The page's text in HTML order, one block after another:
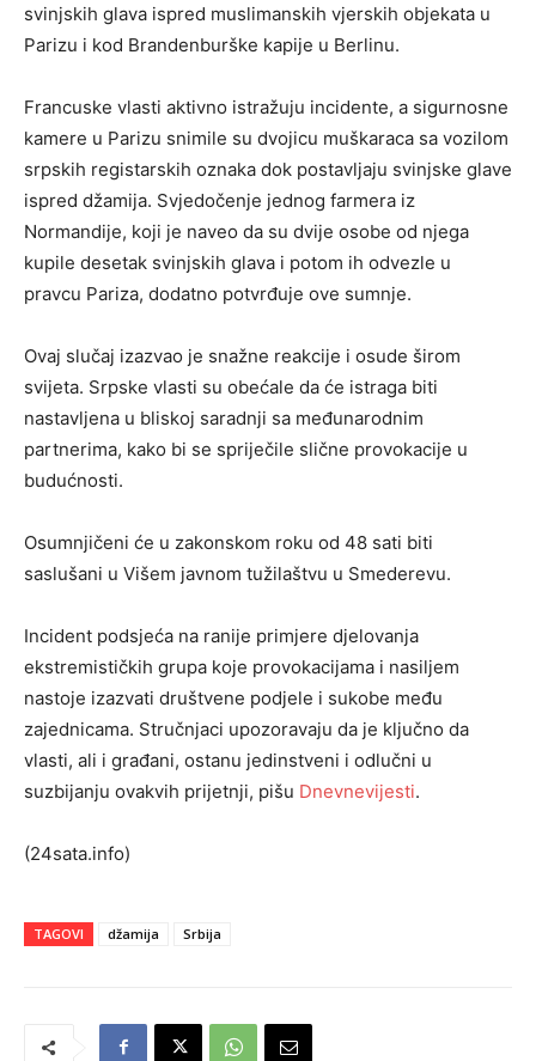
svinjskih glava ispred muslimanskih vjerskih objekata u
Parizu i kod Brandenburške kapije u Berlinu.
Francuske vlasti aktivno istražuju incidente, a sigurnosne
kamere u Parizu snimile su dvojicu muškaraca sa vozilom
srpskih registarskih oznaka dok postavljaju svinjske glave
ispred džamija. Svjedočenje jednog farmera iz
Normandije, koji je naveo da su dvije osobe od njega
kupile desetak svinjskih glava i potom ih odvezle u
pravcu Pariza, dodatno potvrđuje ove sumnje.
Ovaj slučaj izazvao je snažne reakcije i osude širom
svijeta. Srpske vlasti su obećale da će istraga biti
nastavljena u bliskoj saradnji sa međunarodnim
partnerima, kako bi se spriječile slične provokacije u
budućnosti.
Osumnjičeni će u zakonskom roku od 48 sati biti
saslušani u Višem javnom tužilaštvu u Smederevu.
Incident podsjeća na ranije primjere djelovanja
ekstremističkih grupa koje provokacijama i nasiljem
nastoje izazvati društvene podjele i sukobe među
zajednicama. Stručnjaci upozoravaju da je ključno da
vlasti, ali i građani, ostanu jedinstveni i odlučni u
suzbijanju ovakvih prijetnji, pišu Dnevnevijesti.
(24sata.info)
TAGOVI džamija Srbija